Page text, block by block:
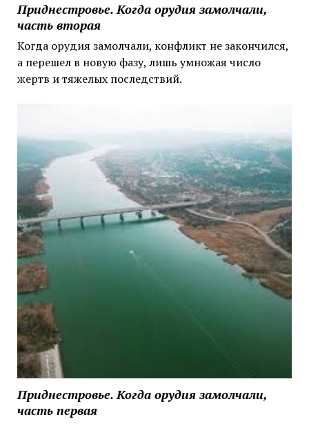
Приднестровье. Когда орудия замолчали,
часть вторая
Когда орудия замолчали, конфликт не закончился,
а перешел в новую фазу, лишь умножая число
жертв и тяжелых последствий.
Приднестровье. Когда орудия замолчали,
часть первая